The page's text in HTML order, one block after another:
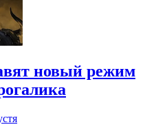
новый режим